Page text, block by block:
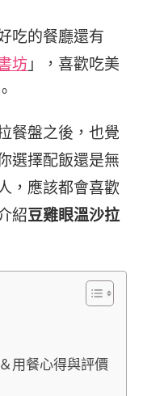
吃的餐廳還有
坊 」，喜歡吃美
餐盤之後，也覺
選擇配飯還是無
，應該都會喜歡
紹豆雞眼溫沙拉
用餐心得與評價